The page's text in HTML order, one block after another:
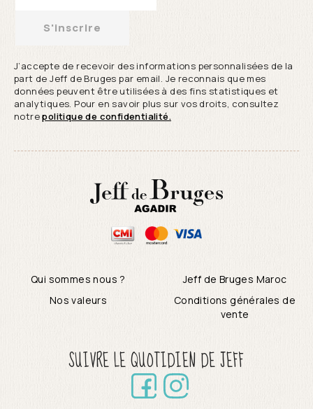
S'inscrire
J’accepte de recevoir des informations personnalisées de la
part de Jeff de Bruges par email. Je reconnais que mes
données peuvent être utilisées à des fins statistiques et
analytiques. Pour en savoir plus sur vos droits, consultez
notrepolitique de confidentialité.
Qui sommes nous ?
Jeff de Bruges Maroc
Nos valeurs
Conditions générales de
vente
SUIVRE LE QUOTIDIEN DE JEFF